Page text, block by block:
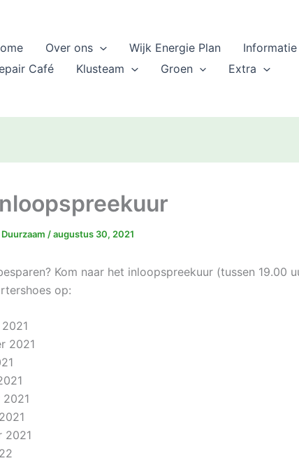
Over ons Wijk Energie Plan
Informatie
Café
Klusteam Groen Extra
/augustus 30, 2021
Kom naar het inloopspreekuur (tussen 19.00
op:
2021
2021
2021